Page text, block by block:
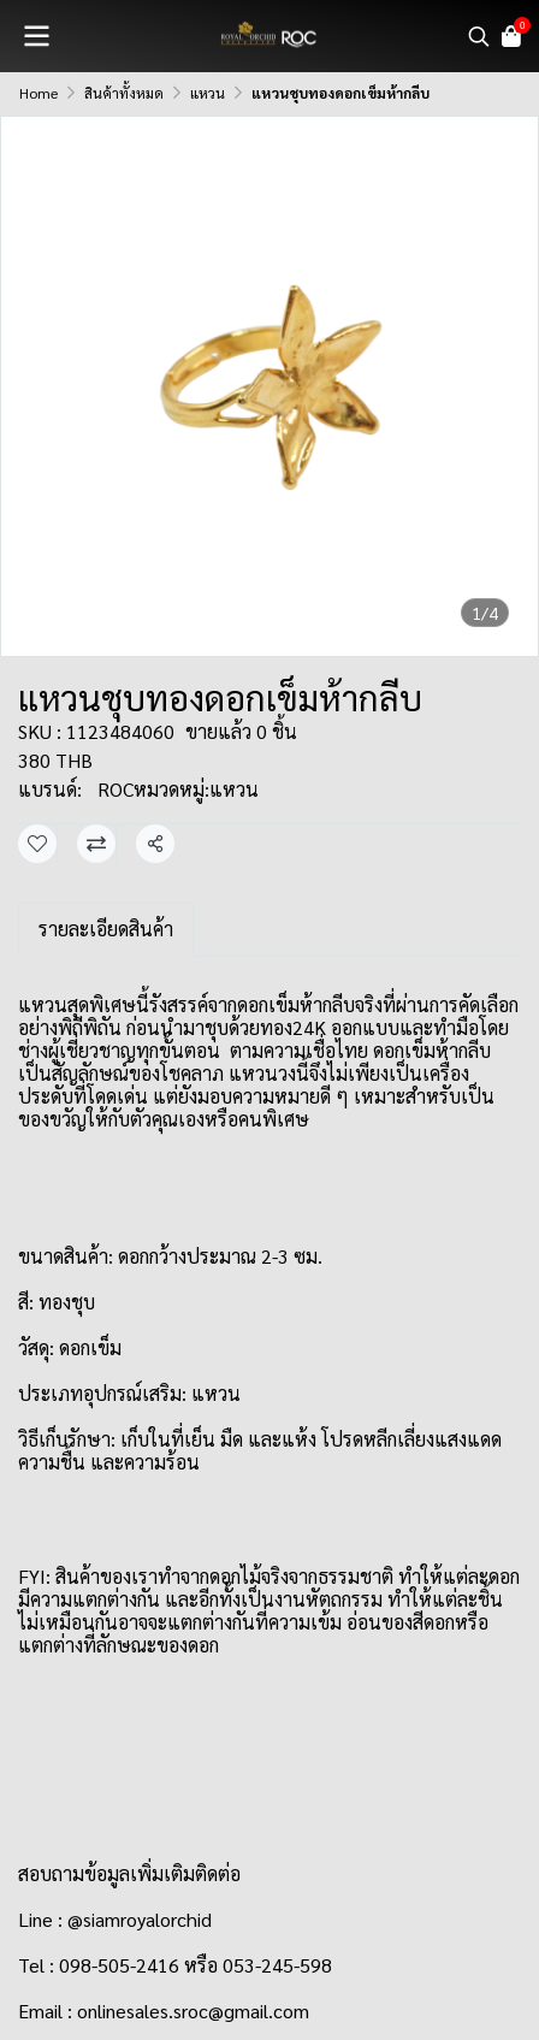
0
Home สินค้าทั้งหมด แหวน แหวนชุบทองดอกเข็มห้ากลีบ
1/4
แหวนชุบทองดอกเข็มห้ากลีบ
SKU : 1123484060 ขายแล้ว 0 ชิ้น
380 THB
แบรนด์:
ROCหมวดหมู่:แหวน
แชร์
รายละเอียดสินค้า
แหวนสุดพิเศษนี้รังสรรค์จากดอกเข็มห้ากลีบจริงที่ผ่านการคัดเลือก
อย่างพิถีพิถัน ก่อนนำมาชุบด้วยทอง24K ออกแบบและทำมือโดย
ช่างผู้เชี่ยวชาญทุกขั้นตอน ตามความเชื่อไทย ดอกเข็มห้ากลีบ
เป็นสัญลักษณ์ของโชคลาภ แหวนวงนี้จึงไม่เพียงเป็นเครื่อง
ประดับที่โดดเด่น แต่ยังมอบความหมายดี ๆ เหมาะสำหรับเป็น
ของขวัญให้กับตัวคุณเองหรือคนพิเศษ
ขนาดสินค้า: ดอกกว้างประมาณ 2-3 ซม.
สี: ทองชุบ
วัสดุ: ดอกเข็ม
ประเภทอุปกรณ์เสริม: แหวน
วิธีเก็บรักษา: เก็บในที่เย็น มืด และแห้ง โปรดหลีกเลี่ยงแสงแดด
ความชื้น และความร้อน
FYI: สินค้าของเราทำจากดอกไม้จริงจากธรรมชาติ ทำให้แต่ละดอก
มีความแตกต่างกัน และอีกทั้งเป็นงานหัตถกรรม ทำให้แต่ละชิ้น
ไม่เหมือนกันอาจจะแตกต่างกันที่ความเข้ม อ่อนของสีดอกหรือ
แตกต่างที่ลักษณะของดอก
สอบถามข้อมูลเพิ่มเติมติดต่อ
Line : @siamroyalorchid
Tel : 098-505-2416 หรือ 053-245-598
Email : onlinesales.sroc@gmail.com